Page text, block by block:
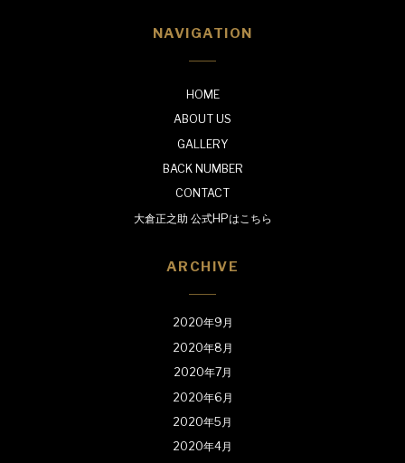
NAVIGATION
HOME
ABOUT US
GALLERY
BACK NUMBER
CONTACT
大倉正之助 公式HPはこちら
ARCHIVE
2020年9月
2020年8月
2020年7月
2020年6月
2020年5月
2020年4月